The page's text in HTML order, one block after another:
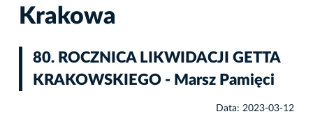
Krakowa
80. ROCZNICA LIKWIDACJI GETTA
KRAKOWSKIEGO - Marsz Pamięci
Data: 2023-03-12